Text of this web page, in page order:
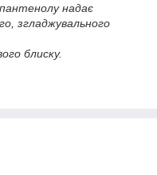
пантенолу надає
згладжувального
блиску.